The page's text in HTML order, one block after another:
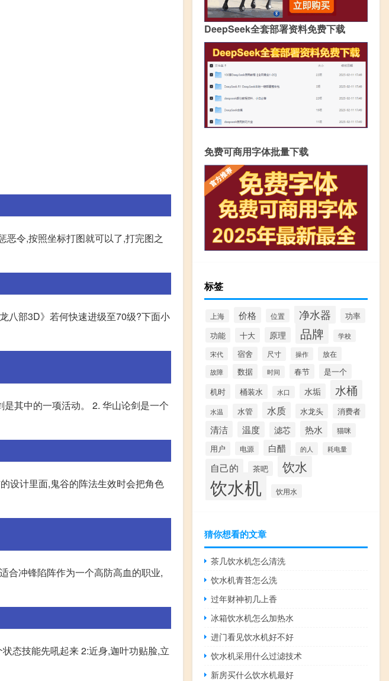
恶令,按照坐标打图就可以了,打完图之
八部3D》若何快速进级至70级?下面小
其中的一项活动。 2. 华山论剑是一个
设计里面,鬼谷的阵法生效时会把角色
合冲锋陷阵作为一个高防高血的职业,
态技能先吼起来 2:近身,迦叶功贴脸,立
DeepSeek全套部署资料免费下载
免费可商用字体批量下载
标签
上海 价格 位置 净水器
功率
功能
十大 原理 品牌 学校
宋代 宿舍 尺寸 操作 放在
故障 数据 时间 春节
是一个
机时
桶装水 水口 水垢 水桶
水温 水管 水质 水龙头 消费者
清洁 温度 滤芯 热水
猫咪
用户
电源 白醋 的人 耗电量
自己的 茶吧 饮水
饮水机 饮用水
猜你想看的文章
茶几饮水机怎么清洗
饮水机青苔怎么洗
过年财神初几上香
冰箱饮水机怎么加热水
进门看见饮水机好不好
饮水机采用什么过滤技术
新房买什么饮水机最好